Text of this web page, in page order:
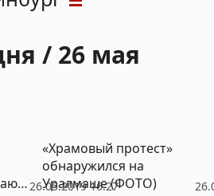
/ 26 мая
26.05.2019 16:27
«Храмовый протест»
обнаружился на
Уралмаше (ФОТО)